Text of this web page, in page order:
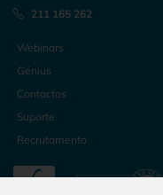
211 165 262
Webinars
Génius
Contactos
Suporte
Recrutamento